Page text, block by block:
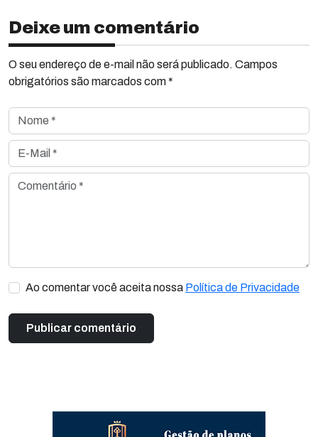
Deixe um comentário
O seu endereço de e-mail não será publicado. Campos
obrigatórios são marcados com *
Nome *
E-Mail *
Comentário *
Ao comentar você aceita nossa Política de Privacidade